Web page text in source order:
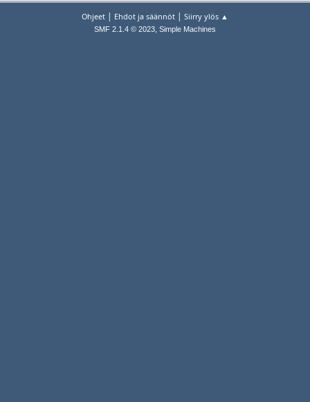
Ohjeet | Ehdot ja säännöt | Siirry ylös ▲
SMF 2.1.4 © 2023, Simple Machines